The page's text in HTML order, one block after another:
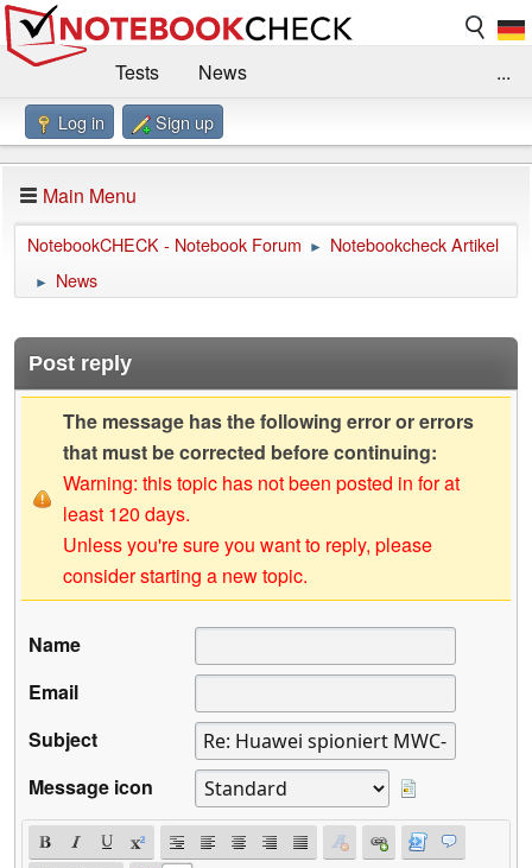
Tests
News
Benchmarks / Technik
Forum
Impressum
...
Log in Sign up
Main Menu
NotebookCHECK - Notebook Forum ► Notebookcheck Artikel
► News
Post reply
The message has the following error or errors
that must be corrected before continuing:
Warning: this topic has not been posted in for at
least 120 days.
Unless you're sure you want to reply, please
consider starting a new topic.
Name
Email
Subject
Message icon